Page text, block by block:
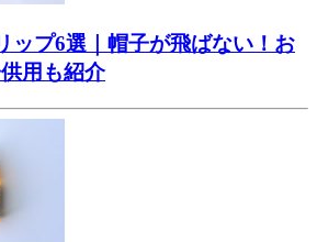
ップ6選｜帽子が飛ばない！お
用も紹介